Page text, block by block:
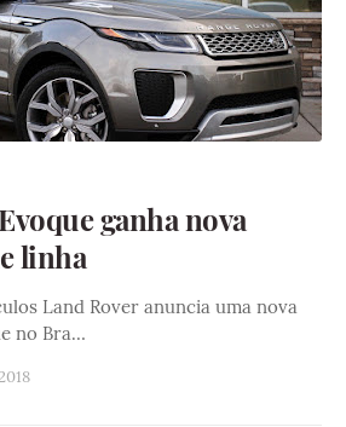
ganha nova
linha
Land Rover anuncia uma nova
no Bra…